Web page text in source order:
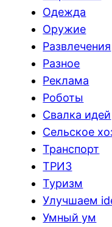
Одежда
Оружие
Развлечения
Разное
Реклама
Роботы
Свалка идей
Сельское
Транспорт
ТРИЗ
Туризм
Улучшаем
Умный ум